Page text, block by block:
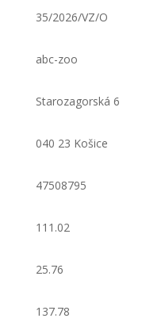
35/2026/VZ/O
abc-zoo
Starozagorská 6
040 23 Košice
47508795
111.02
25.76
137.78